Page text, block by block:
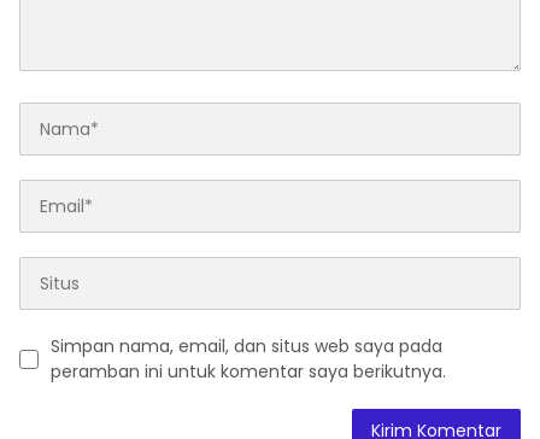
Simpan nama, email, dan situs web saya pada
peramban ini untuk komentar saya berikutnya.